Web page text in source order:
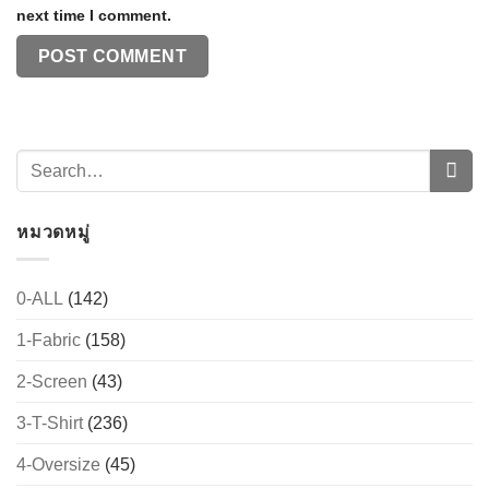
next time I comment.
หมวดหมู่
0-ALL (142)
1-Fabric (158)
2-Screen (43)
3-T-Shirt(236)
4-Oversize (45)